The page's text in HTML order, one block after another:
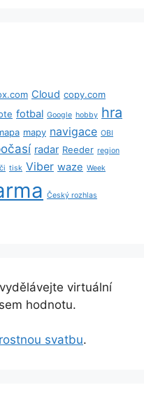
Cloud copy.com
fotbal Google hobby hra
mapy navigace OBI
radar Reeder region
tisk Viber waze Week
Český rozhlas
virtuální
hodnotu.
svatbu.